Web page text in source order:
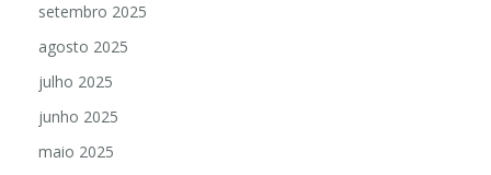
setembro 2025
agosto 2025
julho 2025
junho 2025
maio 2025